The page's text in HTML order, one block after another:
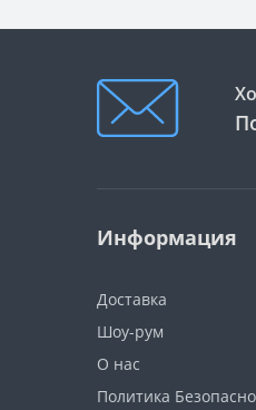
Информация
Доставка
Шоу-рум
О нас
Политика